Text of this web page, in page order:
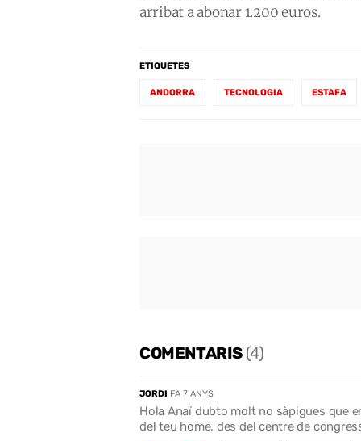
arribat a abonar 1.200 euros.
ETIQUETES
ANDORRA TECNOLOGIA ESTAFA
COMENTARIS (4)
JORDI FA 7 ANYS
Hola Anaï dubto molt no sàpigues que
del teu home, des del centre de